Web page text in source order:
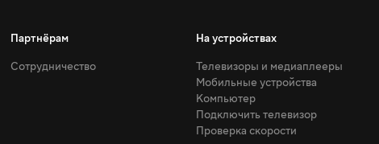
Партнёрам
Сотрудничество
На устройствах
Телевизоры и медиаплееры
Мобильные устройства
Компьютер
Подключить телевизор
Проверка скорости